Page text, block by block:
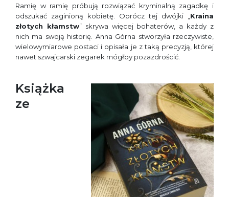
Ramię w ramię próbują rozwiązać kryminalną zagadkę i
odszukać zaginioną kobietę. Oprócz tej dwójki „ Kraina
złotych kłamstw” skrywa więcej bohaterów, a każdy z
nich ma swoją historię. Anna Górna stworzyła rzeczywiste,
wielowymiarowe postaci i opisała je z taką precyzją, której
nawet szwajcarski zegarek mógłby pozazdrościć.
Książka
ze